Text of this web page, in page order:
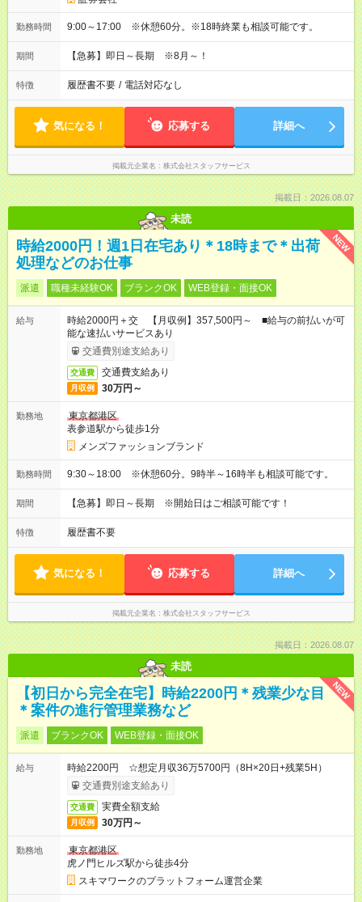
勤務時間 9:00～17:00 ※休憩60分。※18時終業も相談可能です。
期間 【急募】即日～長期 ※8月～！
特徴 履歴書不要 / 電話対応なし
気になる！ 応募する 詳細へ
掲載元企業名 株式会社スタッフサービス
掲載日：2026.08.07
未読
NEW
時給2000円！週1日在宅あり＊18時まで＊出荷
処理などのお仕事
派遣 職種未経験OK ブランクOK WEB登録・面接OK
給与
時給2000円＋交 【月収例】357,500円～ ■給与の前払いが可
能な速払いサービスあり
交通費別途支給あり
交通費 交通費支給あり
月収例 30万円～
勤務地
東京都港区
表参道駅から徒歩1分
メンズファッションブランド
勤務時間 9:30～18:00 ※休憩60分。9時半～16時半も相談可能です。
期間 【急募】即日～長期 ※開始日はご相談可能です！
特徴 履歴書不要
気になる！ 応募する 詳細へ
掲載元企業名 株式会社スタッフサービス
掲載日：2026.08.07
未読
NEW
【初日から完全在宅】時給2200円＊残業少な目
＊案件の進行管理業務など
派遣 ブランクOK WEB登録・面接OK
給与
時給2200円 ☆想定月収36万5700円（8H×20日+残業5H）
交通費別途支給あり
交通費 実費全額支給
月収例 30万円～
勤務地
東京都港区
虎ノ門ヒルズ駅から徒歩4分
スキマワークのプラットフォーム運営企業